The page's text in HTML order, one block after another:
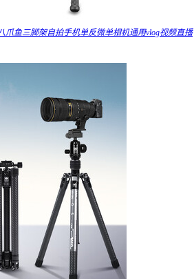
爪鱼三脚架自拍手机单反微单相机通用vlog视频直播